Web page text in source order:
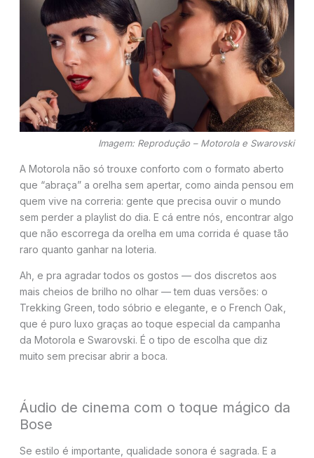
Imagem: Reprodução – Motorola e Swarovski
A Motorola não só trouxe conforto com o formato aberto
que “abraça” a orelha sem apertar, como ainda pensou em
quem vive na correria: gente que precisa ouvir o mundo
sem perder a playlist do dia. E cá entre nós, encontrar algo
que não escorrega da orelha em uma corrida é quase tão
raro quanto ganhar na loteria.
Ah, e pra agradar todos os gostos — dos discretos aos
mais cheios de brilho no olhar — tem duas versões: o
Trekking Green, todo sóbrio e elegante, e o French Oak,
que é puro luxo graças ao toque especial da campanha
da Motorola e Swarovski. É o tipo de escolha que diz
muito sem precisar abrir a boca.
Áudio de cinema com o toque mágico da
Bose
Se estilo é importante, qualidade sonora é sagrada. E a